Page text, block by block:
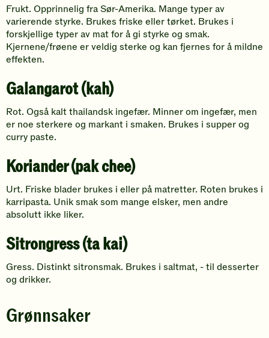
Frukt. Opprinnelig fra Sør-Amerika. Mange typer av
varierende styrke. Brukes friske eller tørket. Brukes i
forskjellige typer av mat for å gi styrke og smak.
Kjernene/frøene er veldig sterke og kan fjernes for å mildne
effekten.
Galangarot (kah)
Rot. Også kalt thailandsk ingefær. Minner om ingefær, men
er noe sterkere og markant i smaken. Brukes i supper og
curry paste.
Koriander (pak chee)
Urt. Friske blader brukes i eller på matretter. Roten brukes i
karripasta. Unik smak som mange elsker, men andre
absolutt ikke liker.
Sitrongress (ta kai)
Gress. Distinkt sitronsmak. Brukes i saltmat, - til desserter
og drikker.
Grønnsaker